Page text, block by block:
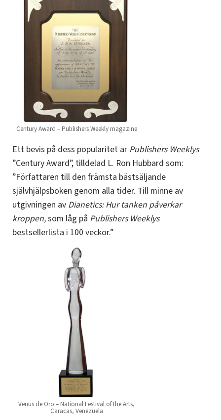
Century Award – Publishers Weekly magazine
Ett bevis på dess popularitet är Publishers Weeklys
”Century Award”, tilldelad L. Ron Hubbard som:
”Författaren till den främsta bästsäljande
självhjälpsboken genom alla tider. Till minne av
utgivningen av Dianetics: Hur tanken påverkar
kroppen,som låg på Publishers Weeklys
bestsellerlista i 100 veckor.”
Venus de Oro – National Festival of the Arts,
Caracas, Venezuela